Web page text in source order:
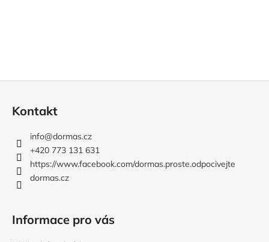
Kontakt
info@dormas.cz
+420 773 131 631
https://www.facebook.com/dormas.proste.odpocivejte
dormas.cz
Informace pro vás